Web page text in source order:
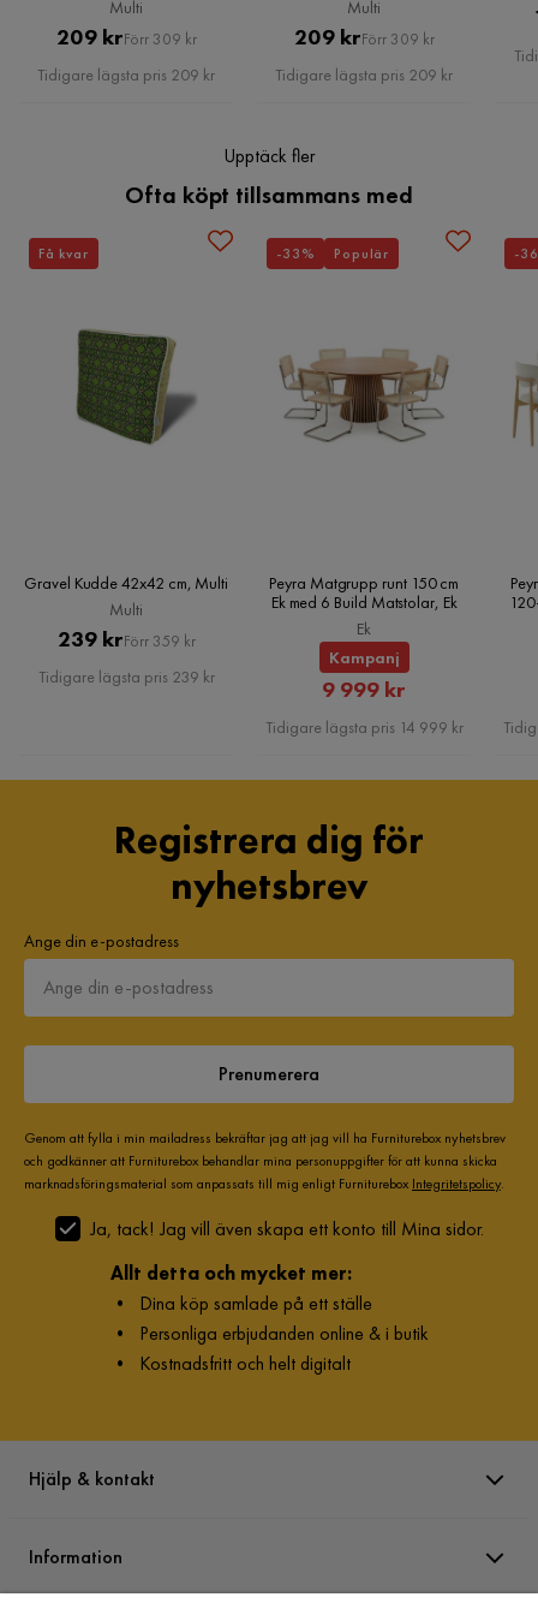
Multi
Pris
209 krOriginal
Pris
Förr 309 kr
Tidigare lägsta pris 209 kr
Multi
Pris
209 krOriginal
Pris
Förr 309 kr
Tidigare lägsta pris 209 kr
Upptäck fler
Ofta köpt tillsammans med
Gravel Kudde 42x42 cm, Multi
Multi
Pris
239 krOriginal
Pris
Förr 359 kr
Tidigare lägsta pris 239 kr
Få kvar
Peyra Matgrupp runt 150 cm
Ek med 6 Build Matstolar, Ek
Ek
Kampanj
Rabatterat
Pris
9 999 kr
Tidigare lägsta pris 14 999 kr
-33% Populär -
Registrera dig för
nyhetsbrev
Ange din e-postadress
Prenumerera
Genom att fylla i min mailadress bekräftar jag att jag vill ha Furniturebox nyhetsbrev
och godkänner att Furniturebox behandlar mina personuppgifter för att kunna skicka
marknadsföringsmaterial som anpassats till mig enligt Furniturebox Integritetspolicy.
Ja, tack! Jag vill även skapa ett konto till Mina sidor.
Allt detta och mycket mer:
• Dina köp samlade på ett ställe
• Personliga erbjudanden online & i butik
• Kostnadsfritt och helt digitalt
Hjälp & kontakt
Information